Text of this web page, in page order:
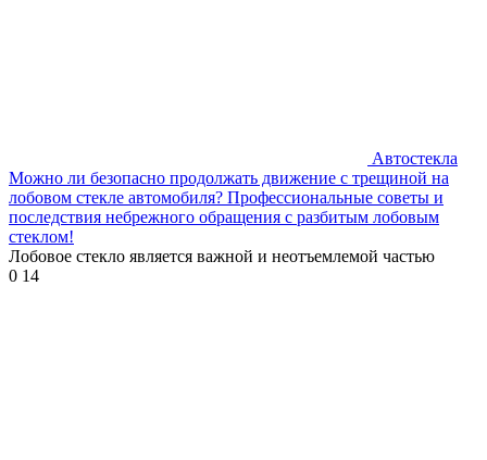
Автостекла
Можно ли безопасно продолжать движение с трещиной на
лобовом стекле автомобиля? Профессиональные советы и
последствия небрежного обращения с разбитым лобовым
стеклом!
Лобовое стекло является важной и неотъемлемой частью
0 14